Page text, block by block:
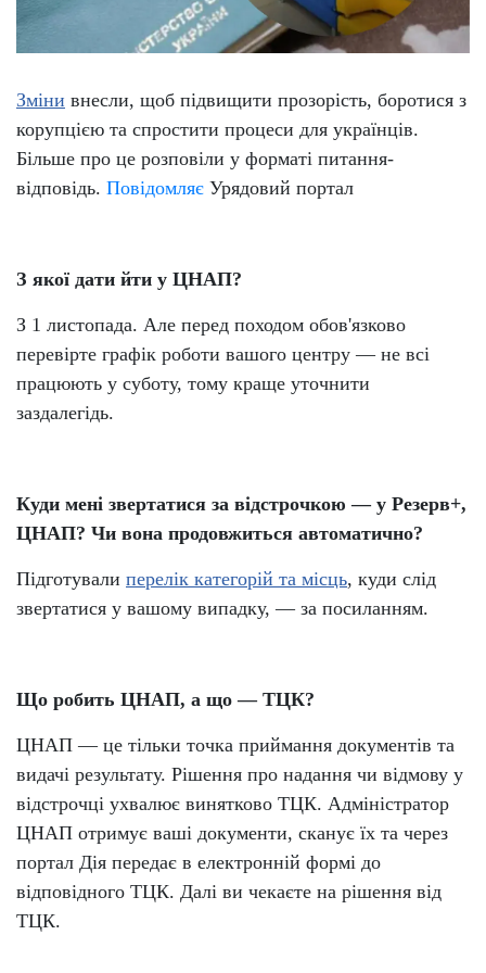
Зміни внесли, щоб підвищити прозорість, боротися з
корупцією та спростити процеси для українців.
Більше про це розповіли у форматі питання-
відповідь. Повідомляє Урядовий портал
З якої дати йти у ЦНАП?
З 1 листопада. Але перед походом обов'язково
перевірте графік роботи вашого центру — не всі
працюють у суботу, тому краще уточнити
заздалегідь.
Куди мені звертатися за відстрочкою — у Резерв+,
ЦНАП? Чи вона продовжиться автоматично?
Підготували перелік категорій та місць, куди слід
звертатися у вашому випадку, — за посиланням.
Що робить ЦНАП, а що — ТЦК?
ЦНАП — це тільки точка приймання документів та
видачі результату. Рішення про надання чи відмову у
відстрочці ухвалює винятково ТЦК. Адміністратор
ЦНАП отримує ваші документи, сканує їх та через
портал Дія передає в електронній формі до
відповідного ТЦК. Далі ви чекаєте на рішення від
ТЦК.